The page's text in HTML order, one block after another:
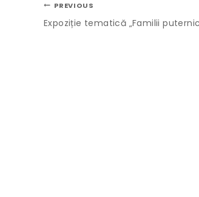
PREVIOUS
Expoziție tematică „Familii